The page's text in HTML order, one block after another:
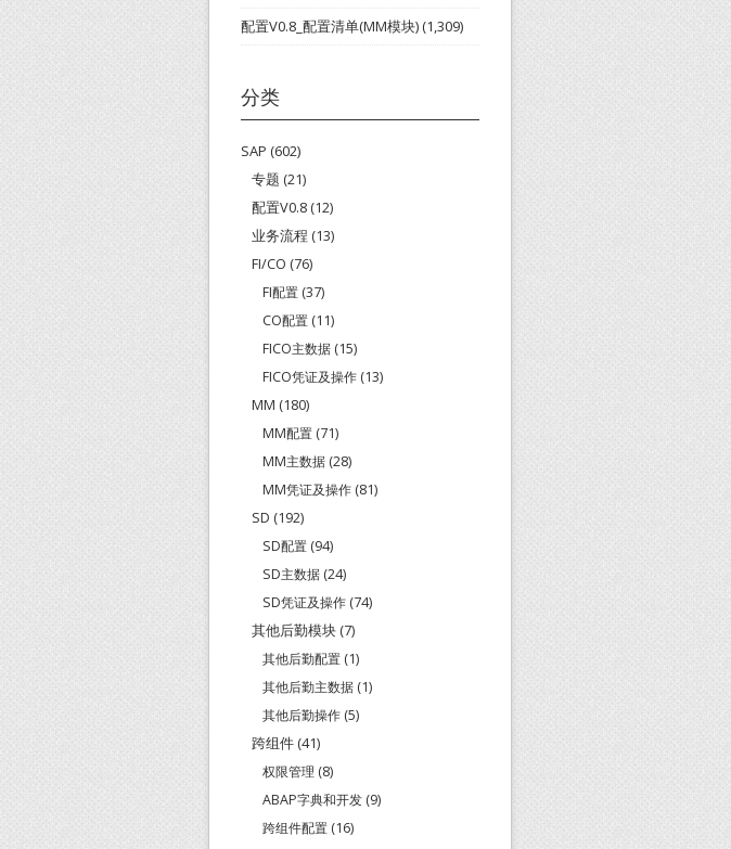
配置V0.8_配置清单(MM模块)(1,309)
分类
SAP (602)
专题 (21)
配置V0.8 (12)
业务流程 (13)
FI/CO (76)
FI配置 (37)
CO配置 (11)
FICO主数据 (15)
FICO凭证及操作 (13)
MM (180)
MM配置 (71)
MM主数据 (28)
MM凭证及操作 (81)
SD (192)
SD配置 (94)
SD主数据 (24)
SD凭证及操作 (74)
其他后勤模块 (7)
其他后勤配置 (1)
其他后勤主数据 (1)
其他后勤操作 (5)
跨组件 (41)
权限管理 (8)
ABAP字典和开发 (9)
跨组件配置 (16)